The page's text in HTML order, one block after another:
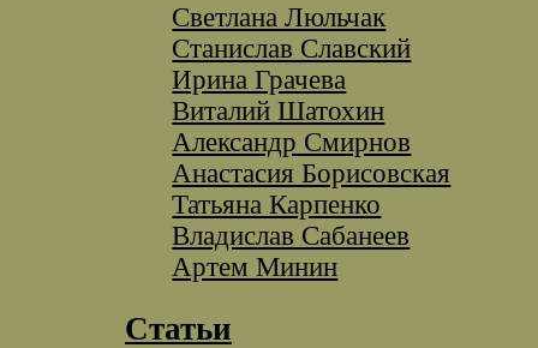
Светлана Люльчак
Станислав Славский
Ирина Грачева
Виталий Шатохин
Александр Смирнов
Анастасия Борисовская
Татьяна Карпенко
Владислав Сабанеев
Артем Минин
Статьи